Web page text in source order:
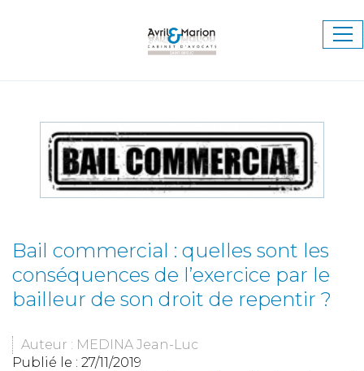
Bail commercial : quelles sont les
conséquences de l’exercice par le
bailleur de son droit de repentir ?
Auteur : MEDINA Jean-Luc
Publié le : 27/11/2019